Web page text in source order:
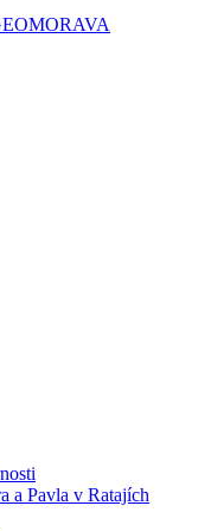
a Pavla v Ratajích